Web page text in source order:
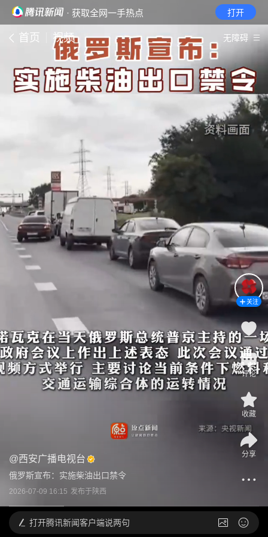
· 获取全网一手热点 打开
首页 视频 无障碍
@西安广播电视台
俄罗斯宣布：实施柴油出口禁令
2026-07-09 16:15 发布于 陕西
关注
评论
收藏
分享
打开腾讯新闻客户端说两句